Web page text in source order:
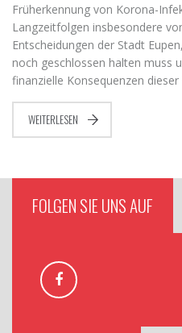
Früherkennung von Korona-
Langzeitfolgen insbesondere
Entscheidungen der Stadt
noch geschlossen halten muss
finanzielle Konsequenzen
WEITERLESEN
FOLGEN SIE UNS AUF